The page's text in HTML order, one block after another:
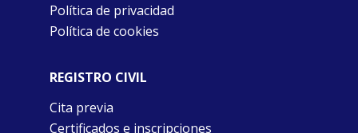
Política de privacidad
Política de cookies
REGISTRO CIVIL
Cita previa
Certificados e inscripciones